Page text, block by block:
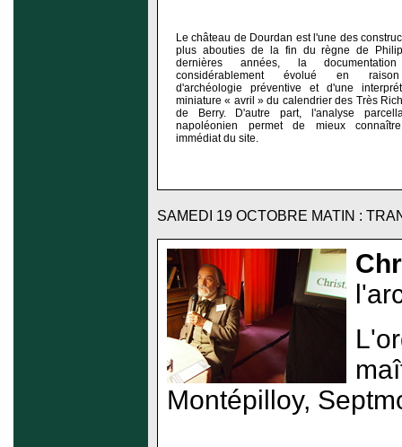
Le château de Dourdan est l'une des
plus abouties de la fin du règne de
dernières années, la
considérablement évolué en raison
d'archéologie préventive et d'une
miniature « avril » du calendrier des Très
de Berry. D'autre part, l'analyse
napoléonien permet de mieux connaître
immédiat du site.
SAMEDI 19 OCTOBRE MATIN :
Montépilloy,